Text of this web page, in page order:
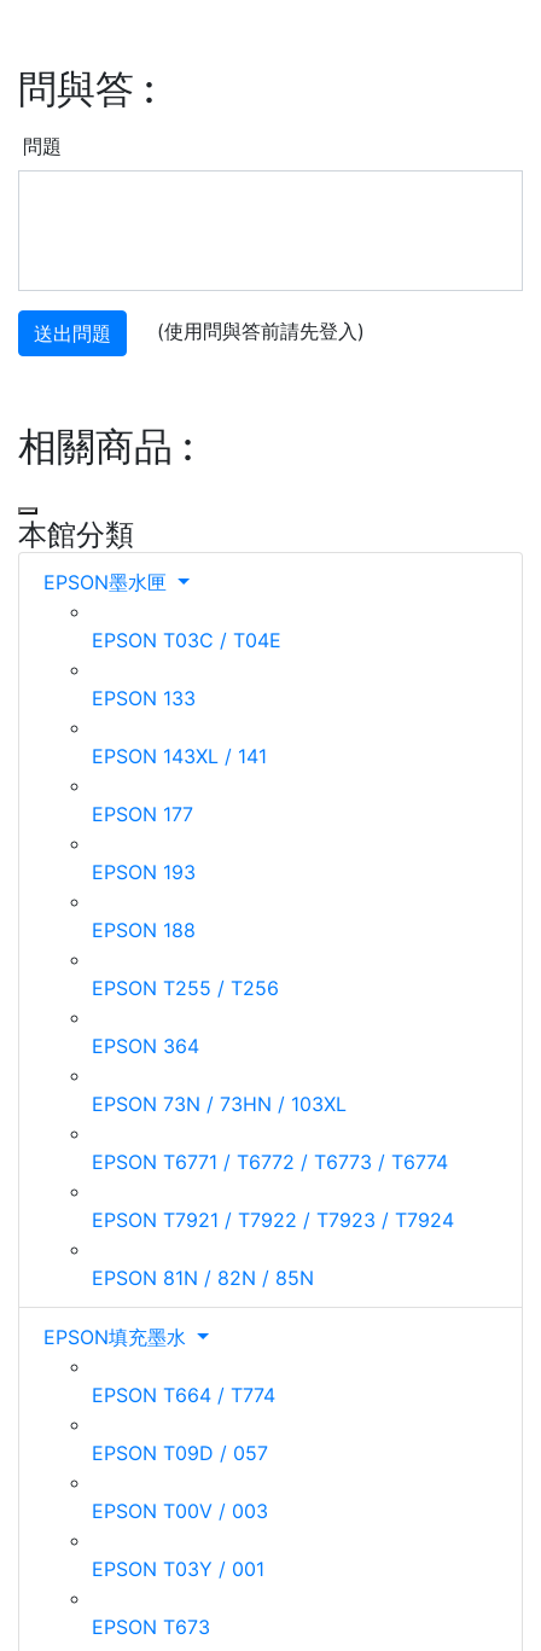
本館分類
EPSON墨水匣
EPSON T03C / T04E
EPSON 133
EPSON 143XL / 141
EPSON 177
EPSON 193
EPSON 188
EPSON T255 / T256
EPSON 364
EPSON 73N / 73HN / 103XL
EPSON T6771 / T6772 / T6773 / T6774
EPSON T7921 / T7922 / T7923 / T7924
EPSON 81N / 82N / 85N
EPSON填充墨水
EPSON T664 / T774
EPSON T09D / 057
EPSON T00V / 003
EPSON T03Y / 001
EPSON T673
問與答 :
問題
送出問題 (使用問與答前請先登入)
相關商品 :